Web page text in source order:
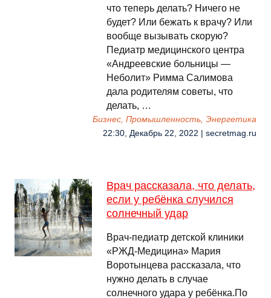
что теперь делать? Ничего не
будет? Или бежать к врачу? Или
вообще вызывать скорую?
Педиатр медицинского центра
«Андреевские больницы —
Неболит» Римма Салимова
дала родителям советы, что
делать, …
Бизнес, Промышленность, Энергетика
22:30, Декабрь 22, 2022 | secretmag.ru
Врач рассказала, что делать,
если у ребёнка случился
солнечный удар
Врач-педиатр детской клиники
«РЖД-Медицина» Мария
Воротынцева рассказала, что
нужно делать в случае
солнечного удара у ребёнка.По